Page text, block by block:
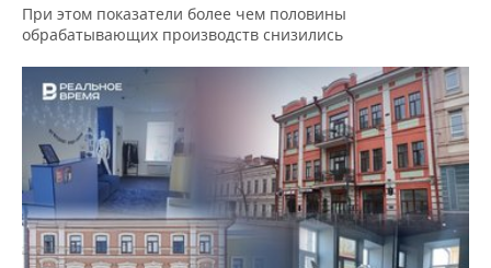
При этом показатели более чем половины
обрабатывающих производств снизились